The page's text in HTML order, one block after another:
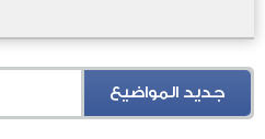
جديد المواضيع